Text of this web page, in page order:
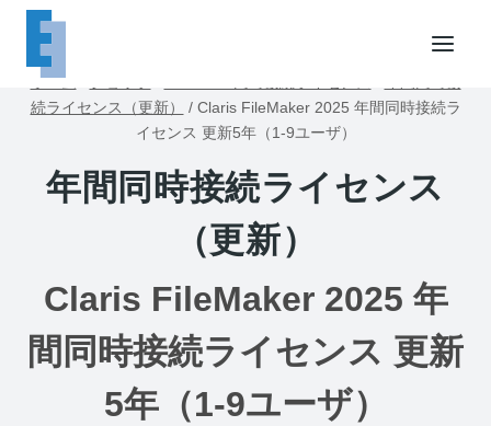
ホーム
続ライセンス（更新）
/ Claris FileMaker 2025 年間同時接続ラ
イセンス 更新5年（1-9ユーザ）
年間同時接続ライセンス
（更新）
Claris FileMaker 2025 年
間同時接続ライセンス 更新
5年（1-9ユーザ）